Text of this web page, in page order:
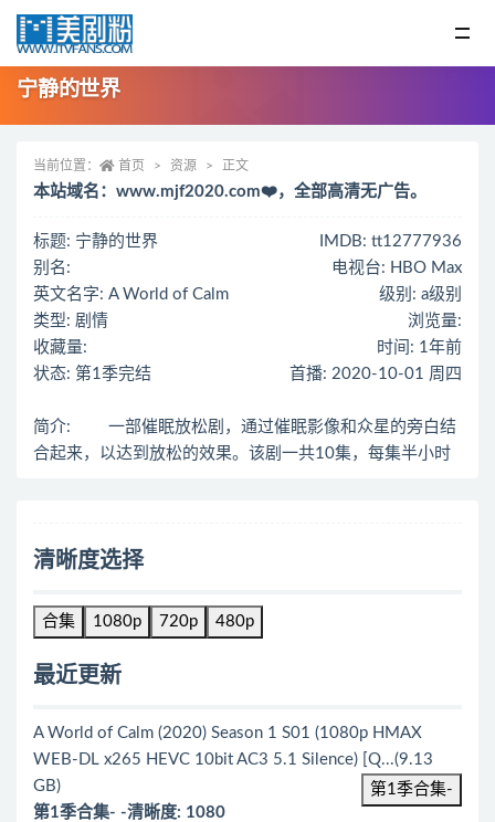
宁静的世界
当前位置： 首页 资源 正文
本站域名：www.mjf2020.com❤️，全部高清无广告。
标题: 宁静的世界
IMDB: tt12777936
别名:
电视台: HBO Max
英文名字: A World of Calm
级别: a级别
类型: 剧情
浏览量:
收藏量:
时间: 1年前
状态: 第1季完结
首播: 2020-10-01 周四
简介: 一部催眠放松剧，通过催眠影像和众星的旁白结
合起来，以达到放松的效果。该剧一共10集，每集半小时
清晰度选择
合集 1080p 720p 480p
最近更新
A World of Calm (2020) Season 1 S01 (1080p HMAX
WEB-DL x265 HEVC 10bit AC3 5.1 Silence) [Q...(9.13
GB)
第1季合集-
第1季合集- -清晰度: 1080